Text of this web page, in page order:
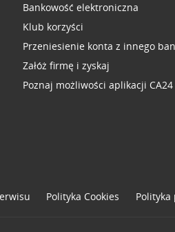
Bankowość elektroniczna
Klub korzyści
Przeniesienie konta z innego
Załóż firmę i zyskaj
Poznaj możliwości aplikacji
Polityka Cookies Polityka